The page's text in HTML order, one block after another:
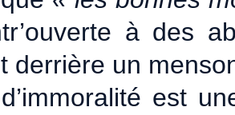
à des
derrière un
est